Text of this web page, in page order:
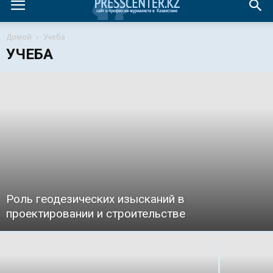
Домой Учеба
УЧЕБА
Роль геодезических изысканий в
проектировании и строительстве